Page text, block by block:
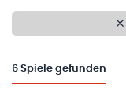
6 Spiele gefunden